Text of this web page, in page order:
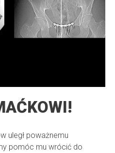
uległ poważnemu
pomóc mu wrócić do